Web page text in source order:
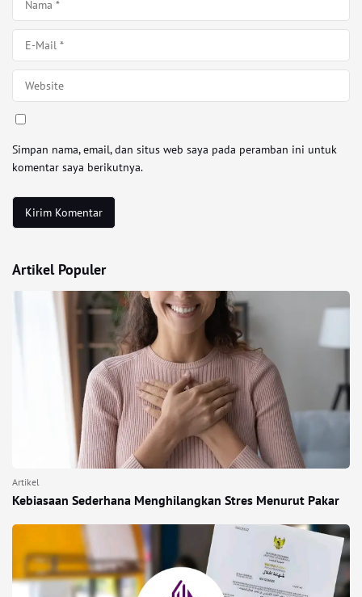
Simpan nama, email, dan situs web saya pada peramban ini untuk
komentar saya berikutnya.
Artikel Populer
Artikel
Kebiasaan Sederhana Menghilangkan Stres Menurut Pakar